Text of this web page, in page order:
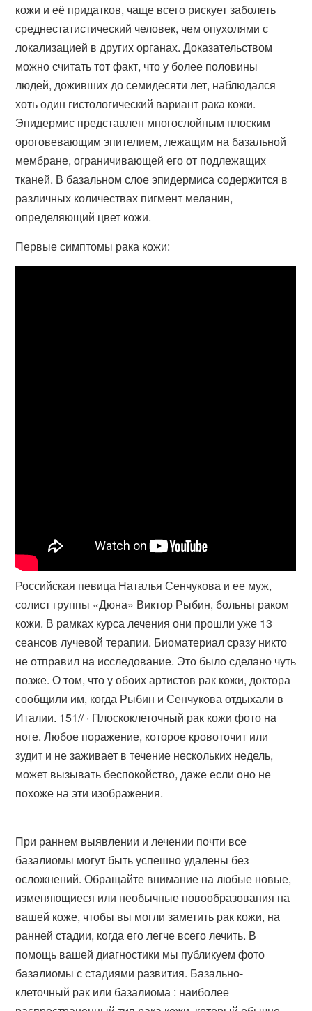
кожи и её придатков, чаще всего рискует заболеть
среднестатистический человек, чем опухолями с
локализацией в других органах. Доказательством
можно считать тот факт, что у более половины
людей, доживших до семидесяти лет, наблюдался
хоть один гистологический вариант рака кожи.
Эпидермис представлен многослойным плоским
ороговевающим эпителием, лежащим на базальной
мембране, ограничивающей его от подлежащих
тканей. В базальном слое эпидермиса содержится в
различных количествах пигмент меланин,
определяющий цвет кожи.
Первые симптомы рака кожи:
Российская певица Наталья Сенчукова и ее муж,
солист группы «Дюна» Виктор Рыбин, больны раком
кожи. В рамках курса лечения они прошли уже 13
сеансов лучевой терапии. Биоматериал сразу никто
не отправил на исследование. Это было сделано чуть
позже. О том, что у обоих артистов рак кожи, доктора
сообщили им, когда Рыбин и Сенчукова отдыхали в
Италии. 15‏‏/1‏‏/ · Плоскоклеточный рак кожи фото на
ноге. Любое поражение, которое кровоточит или
зудит и не заживает в течение нескольких недель,
может вызывать беспокойство, даже если оно не
похоже на эти изображения.
При раннем выявлении и лечении почти все
базалиомы могут быть успешно удалены без
осложнений. Обращайте внимание на любые новые,
изменяющиеся или необычные новообразования на
вашей коже, чтобы вы могли заметить рак кожи, на
ранней стадии, когда его легче всего лечить. В
помощь вашей диагностики мы публикуем фото
базалиомы с стадиями развития. Базально-
клеточный рак или базалиома : наиболее